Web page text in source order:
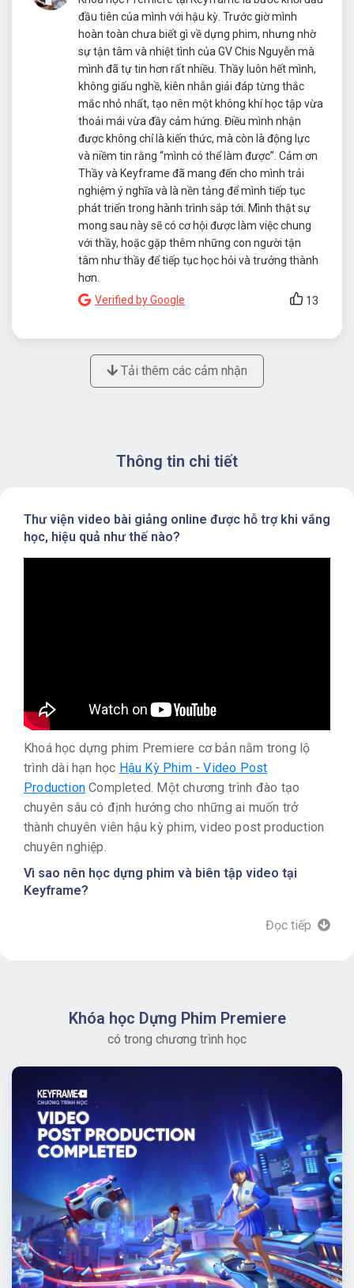
đầu tiên của mình với hậu kỳ. Trước giờ mình
hoàn toàn chưa biết gì về dựng phim, nhưng nhờ
sự tận tâm và nhiệt tình của GV Chis Nguyễn mà
mình đã tự tin hơn rất nhiều. Thầy luôn hết mình,
không giấu nghề, kiên nhẫn giải đáp từng thắc
mắc nhỏ nhất, tạo nên một không khí học tập vừa
thoải mái vừa đầy cảm hứng. Điều mình nhận
được không chỉ là kiến thức, mà còn là động lực
và niềm tin rằng “mình có thể làm được”. Cảm ơn
Thầy và Keyframe đã mang đến cho mình trải
nghiệm ý nghĩa và là nền tảng để mình tiếp tục
phát triển trong hành trình sắp tới. Mình thật sự
mong sau này sẽ có cơ hội được làm việc chung
với thầy, hoặc gặp thêm những con người tận
tâm như thầy để tiếp tục học hỏi và trưởng thành
hơn.
Verified by Google
13
Tải thêm các cảm nhận
Thông tin chi tiết
Thư viện video bài giảng online được hỗ trợ khi vắng
học, hiệu quả như thế nào?
Khoá học dựng phim Premiere cơ bản nằm trong lộ
trình dài hạn học Hậu Kỳ Phim - Video Post
Production Completed. Một chương trình đào tạo
chuyên sâu có định hướng cho những ai muốn trở
thành chuyên viên hậu kỳ phim, video post production
chuyên nghiệp.
Vì sao nên học dựng phim và biên tập video tại
Keyframe?
Được học và tương tác trực tiếp với giảng viên tại
sản phẩm khi hoàn thành khóa học để cập nhật vào
Keyframe là trường học Multimedia tiên phong đào
tạo chuyên sâu ngành
dựng phim & hậu kỳ phim
Đọc tiếp
Khóa học Dựng Phim Premiere
có trong chương trình học